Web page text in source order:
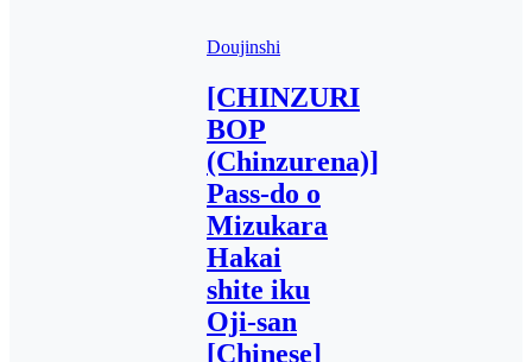
Doujinshi
[CHINZURI
BOP
(Chinzurena)]
Pass-do o
Mizukara
Hakai
shite iku
Oji-san
[Chinese]